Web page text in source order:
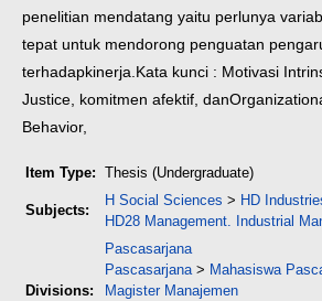
penelitian mendatang yaitu perlunya
tepat untuk mendorong penguatan
terhadapkinerja.Kata kunci : Motivasi
Justice, komitmen afektif, dan
Behavior,
Item Type: Thesis (Undergraduate)
Subjects:
H Social Sciences > HD
HD28 Management. Industrial
Divisions:
Pascasarjana
Pascasarjana> Mahasiswa
Magister Manajemen